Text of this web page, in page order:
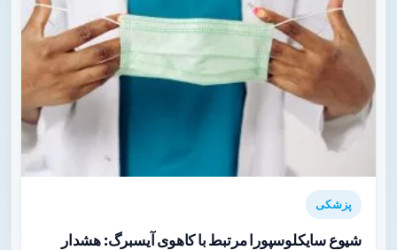
پزشکی
شیوع سایکلوسپورا مرتبط با کاهوی آیسبرگ: هشدار